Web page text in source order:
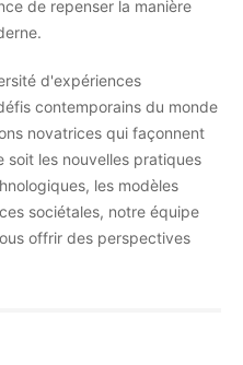
de repenser la manière
d'expériences
contemporains du monde
novatrices qui façonnent
soit les nouvelles pratiques
les modèles
sociétales, notre équipe
offrir des perspectives